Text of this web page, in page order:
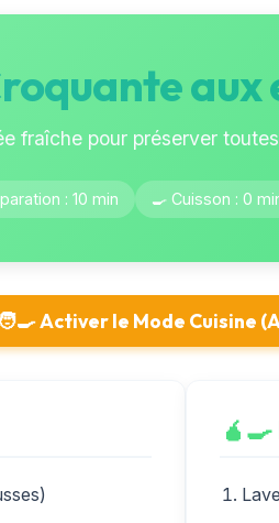
aux
fraîche pour préserver
: 10 min 🍳 Cuisson : 0
🧑‍🍳 Activer le Mode Cuisine